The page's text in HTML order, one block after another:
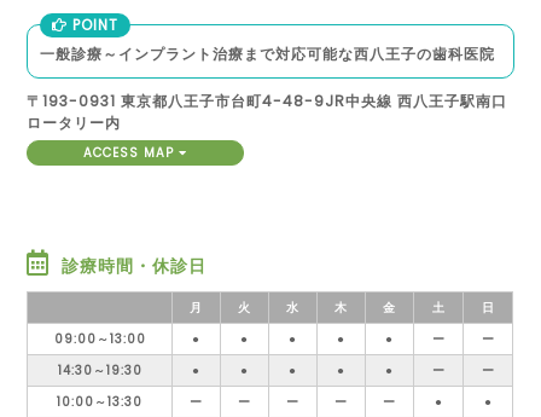
POINT
一般診療～インプラント治療まで対応可能な西八王子の歯科医院
〒193-0931 東京都八王子市台町4-48-9JR中央線 西八王子駅南口
ロータリー内
ACCESS MAP
診療時間・休診日
月 火 水 木 金 土
日
09:00～13:00
● ● ● ● ● ー
ー
14:30～19:30
● ● ● ● ● ー
ー
10:00～13:30
ー ー ー ー ー ●
●